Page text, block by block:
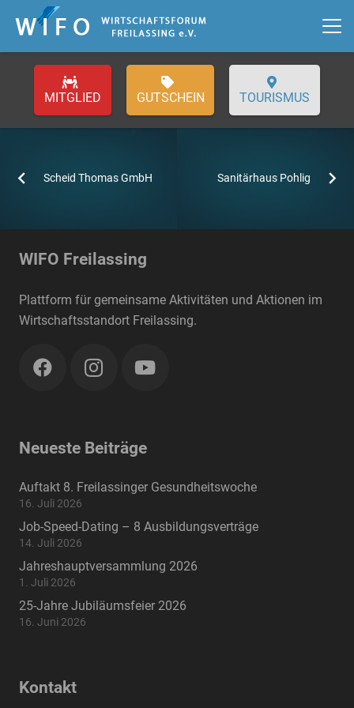
GUTSCHEIN TOURISMUS
Scheid Thomas GmbH Sanitärhaus Pohlig
WIFO Freilassing
Plattform für gemeinsame Aktivitäten und Aktionen im
Wirtschaftsstandort Freilassing.
Neueste Beiträge
Auftakt 8. Freilassinger Gesundheitswoche
16. Juli 2026
Job-Speed-Dating – 8 Ausbildungsverträge
14. Juli 2026
Jahreshauptversammlung 2026
1. Juli 2026
25-Jahre Jubiläumsfeier 2026
16. Juni 2026
Kontakt